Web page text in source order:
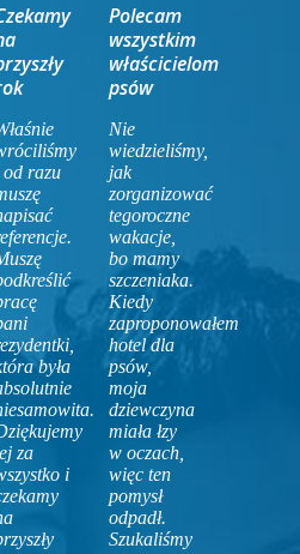
od razu
była
za
i
Polecam
wszystkim
właścicielom
psów
Nie
wiedzieliśmy,
jak
zorganizować
tegoroczne
wakacje,
bo mamy
szczeniaka.
Kiedy
zaproponowałem
hotel dla
psów,
moja
dziewczyna
miała łzy
w oczach,
więc ten
pomysł
odpadł.
Szukaliśmy